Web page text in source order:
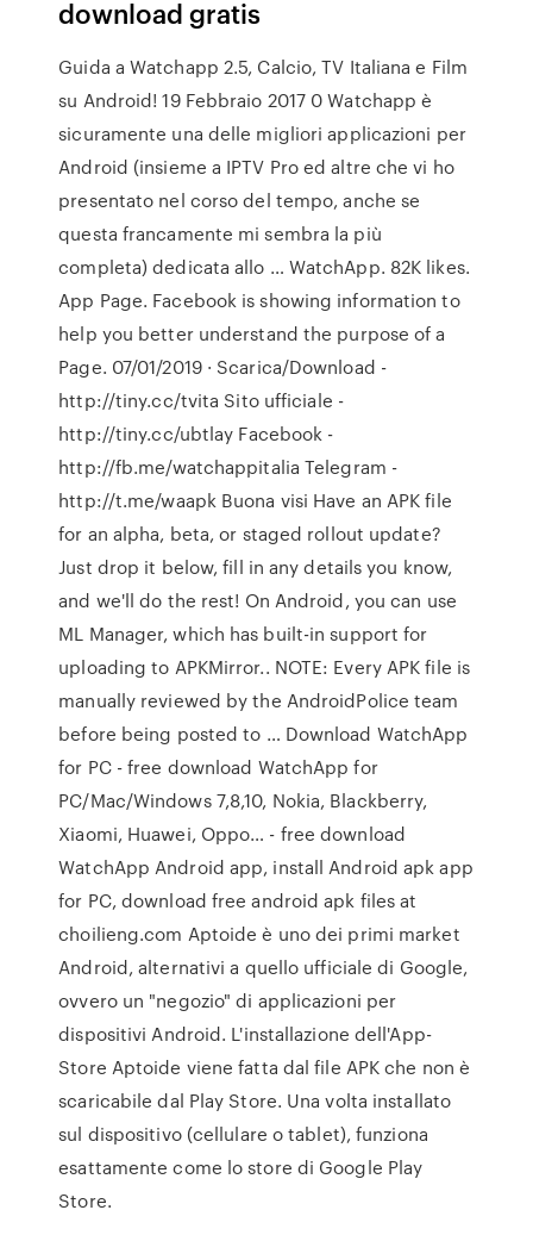
download gratis
Guida a Watchapp 2.5, Calcio, TV Italiana e Film
su Android! 19 Febbraio 2017 0 Watchapp è
sicuramente una delle migliori applicazioni per
Android (insieme a IPTV Pro ed altre che vi ho
presentato nel corso del tempo, anche se
questa francamente mi sembra la più
completa) dedicata allo … WatchApp. 82K likes.
App Page. Facebook is showing information to
help you better understand the purpose of a
Page. 07/01/2019 · Scarica/Download -
http://tiny.cc/tvita Sito ufficiale -
http://tiny.cc/ubtlay Facebook -
http://fb.me/watchappitalia Telegram -
http://t.me/waapk Buona visi Have an APK file
for an alpha, beta, or staged rollout update?
Just drop it below, fill in any details you know,
and we'll do the rest! On Android, you can use
ML Manager, which has built-in support for
uploading to APKMirror.. NOTE: Every APK file is
manually reviewed by the AndroidPolice team
before being posted to … Download WatchApp
for PC - free download WatchApp for
PC/Mac/Windows 7,8,10, Nokia, Blackberry,
Xiaomi, Huawei, Oppo… - free download
WatchApp Android app, install Android apk app
for PC, download free android apk files at
choilieng.com Aptoide è uno dei primi market
Android, alternativi a quello ufficiale di Google,
ovvero un "negozio" di applicazioni per
dispositivi Android. L'installazione dell'App-
Store Aptoide viene fatta dal file APK che non è
scaricabile dal Play Store. Una volta installato
sul dispositivo (cellulare o tablet), funziona
esattamente come lo store di Google Play
Store.